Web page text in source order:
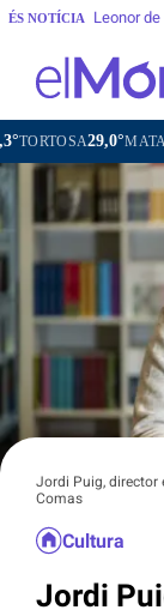
ÉS NOTÍCIA Leonor
MATARÓ27,8°VIC
Jordi Puig, director
Comas
Cultura
Jordi